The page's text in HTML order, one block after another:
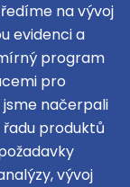
na vývoj
evidenci a
program
pro
načerpali
produktů
vývoj